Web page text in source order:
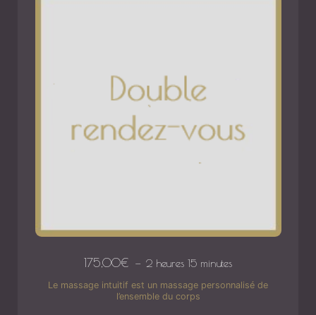
175,00€ 2 heures 15 minutes
Le massage intuitif est un massage personnalisé de
l’ensemble du corps